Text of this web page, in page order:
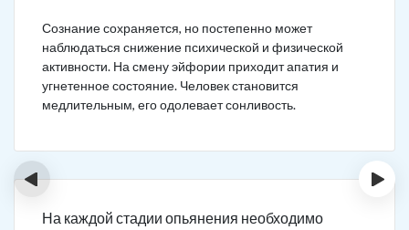
Сознание сохраняется, но постепенно может
наблюдаться снижение психической и физической
активности. На смену эйфории приходит апатия и
угнетенное состояние. Человек становится
медлительным, его одолевает сонливость.
‹ ›
На каждой стадии опьянения необходимо